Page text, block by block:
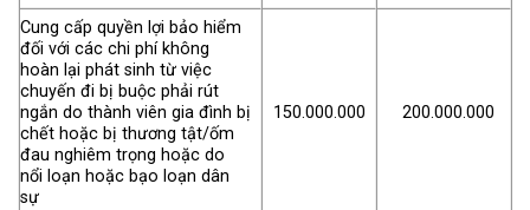
Cung cấp quyền lợi bảo hiểm
đối với các chi phí không
hoàn lại phát sinh từ việc
chuyến đi bị buộc phải rút
ngắn do thành viên gia đình bị
chết hoặc bị thương tật/ốm
đau nghiêm trọng hoặc do
nổi loạn hoặc bạo loạn dân
sự
150.000.000 200.000.000